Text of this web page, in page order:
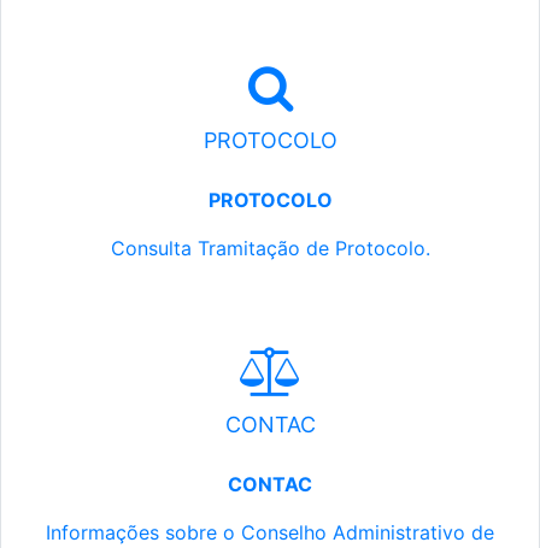
PROTOCOLO
PROTOCOLO
Consulta Tramitação de Protocolo.
CONTAC
CONTAC
Informações sobre o Conselho Administrativo de